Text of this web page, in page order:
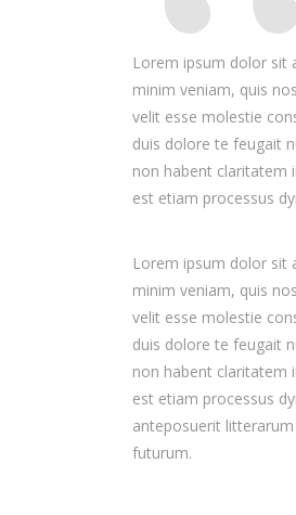
Lorem ipsum dolor sit
minim veniam, quis
velit esse molestie
duis dolore te feugait
non habent claritatem
est etiam processus
Lorem ipsum dolor sit
minim veniam, quis
velit esse molestie
duis dolore te feugait
non habent claritatem
est etiam processus
anteposuerit
futurum.